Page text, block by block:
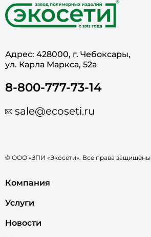
Адрес: 428000, г. Чебоксары,
ул. Карла Маркса, 52а
8-800-777-73-14
sale@ecoseti.ru
© ООО «ЗПИ «Экосети». Все права защищены
Компания
Услуги
Новости